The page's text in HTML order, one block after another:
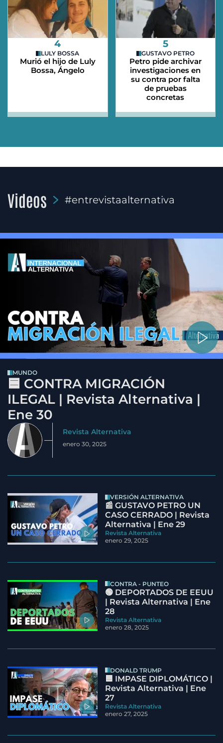
4
LULY BOSSA
Murió el hijo de Luly
Bossa, Ángelo
5
GUSTAVO PETRO
Petro pide archivar
investigaciones en
su contra por falta
de pruebas
concretas
Videos #entrevistaalternativa
MUNDO
🟦 CONTRA MIGRACIÓN
ILEGAL | Revista Alternativa |
Ene 30
Revista Alternativa
enero 30, 2025
VERSIÓN ALTERNATIVA
📰 GUSTAVO PETRO UN
CASO CERRADO | Revista
Alternativa | Ene 29
Revista Alternativa
enero 29, 2025
CONTRA - PUNTEO
🟢 DEPORTADOS DE EEUU
| Revista Alternativa | Ene
28
Revista Alternativa
enero 28, 2025
DONALD TRUMP
🟦 IMPASE DIPLOMÁTICO |
Revista Alternativa | Ene
27
Revista Alternativa
enero 27, 2025